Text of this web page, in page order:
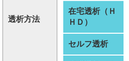
透析方法
在宅透析（Ｈ
ＨＤ）
セルフ透析